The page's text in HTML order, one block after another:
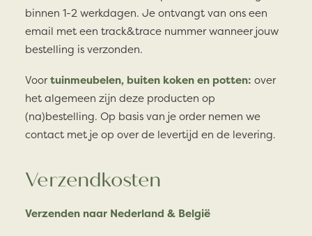
binnen 1-2 werkdagen. Je ontvangt van ons een
email met een track&trace nummer wanneer jouw
bestelling is verzonden.
Voortuinmeubelen, buiten koken en potten: over
het algemeen zijn deze producten op
(na)bestelling. Op basis van je order nemen we
contact met je op over de levertijd en de levering.
Verzendkosten
Verzenden naar Nederland & België